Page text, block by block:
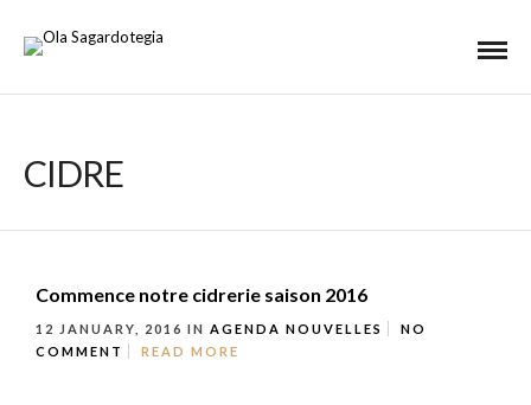
CIDRE
Commence notre cidrerie saison 2016
12 JANUARY, 2016 IN AGENDA NOUVELLES
NO
COMMENT
READ MORE